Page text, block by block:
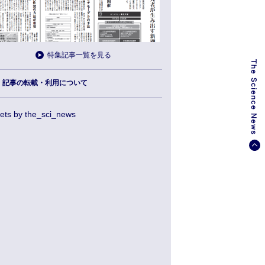
特集記事一覧を見る
記事の転載・利用について
by the_sci_news